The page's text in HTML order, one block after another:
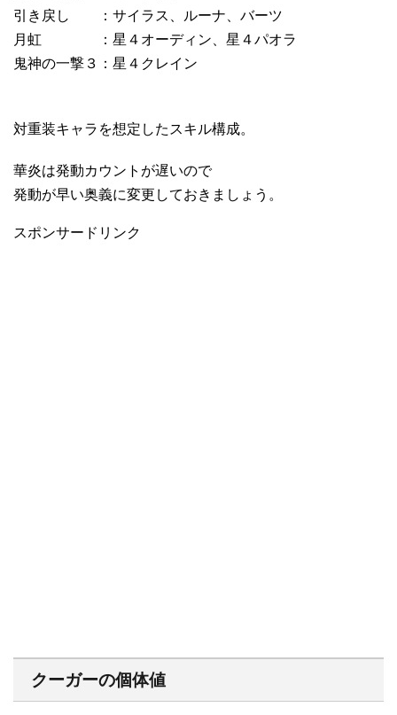
引き戻し ：サイラス、ルーナ、バーツ
月虹 ：星４オーディン、星４パオラ
鬼神の一撃３：星４クレイン
対重装キャラを想定したスキル構成。
華炎は発動カウントが遅いので
発動が早い奥義に変更しておきましょう。
スポンサードリンク
クーガーの個体値